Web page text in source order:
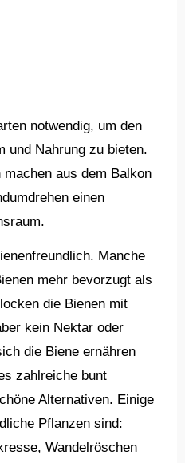
und Nahrung zu bieten.
machen aus dem Balkon
einen
Manche
mehr bevorzugt als
die Bienen mit
kein Nektar oder
die Biene ernähren
zahlreiche bunt
Alternativen. Einige
Pflanzen sind:
Wandelröschen